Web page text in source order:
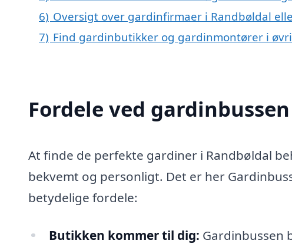
6) Oversigt over gardinfirmaer i Randbøldal
7) Find gardinbutikker og gardinmontører i
Fordele ved gardinbussen
At finde de perfekte gardiner i Randbøldal
bekvemt og personligt. Det er her
betydelige fordele:
Butikken kommer til dig: Gardinbussen